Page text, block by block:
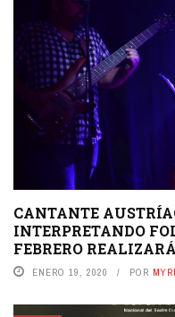
CANTANTE
INTERPRETANDO
FEBRERO
ENERO 19, 2020 POR